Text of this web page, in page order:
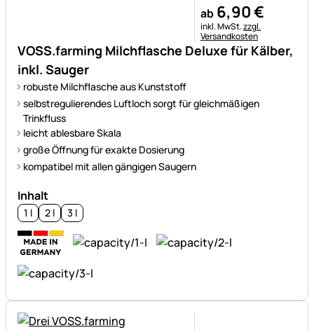
VOSS.farming Milchflasche Deluxe für Kälber,
inkl. Sauger
robuste Milchflasche aus Kunststoff
selbstregulierendes Luftloch sorgt für gleichmäßigen
Trinkfluss
leicht ablesbare Skala
große Öffnung für exakte Dosierung
kompatibel mit allen gängigen Saugern
Inhalt
1 l 2 l 3 l
ab 6,90€
Steuerhinweis:
inkl. MwSt.zzgl.
Versandkosten